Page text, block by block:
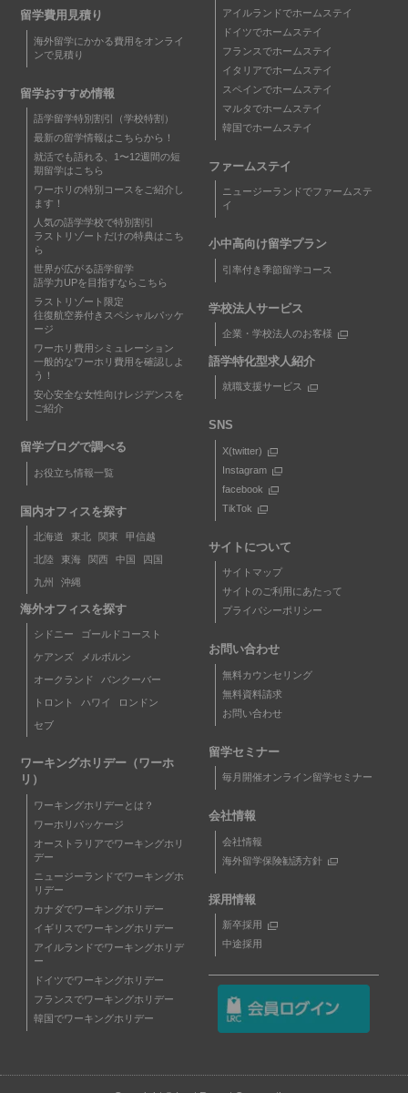
留学費用見積り
海外留学にかかる費用をオンライ
ンで見積り
留学おすすめ情報
語学留学特別割引（学校特割）
最新の留学情報はこちらから！
就活でも語れる、1〜12週間の短
期留学はこちら
ワーホリの特別コースをご紹介し
ます！
人気の語学学校で特別割引
ラストリゾートだけの特典はこち
ら
世界が広がる語学留学
語学力UPを目指すならこちら
ラストリゾート限定
往復航空券付きスペシャルパッケ
ージ
ワーホリ費用シミュレーション
一般的なワーホリ費用を確認しよ
う！
安心安全な女性向けレジデンスを
ご紹介
留学ブログで調べる
お役立ち情報一覧
国内オフィスを探す
北海道 東北 関東 甲信越
北陸 東海 関西 中国 四国
九州 沖縄
海外オフィスを探す
シドニー ゴールドコースト
ケアンズ メルボルン
オークランド バンクーバー
トロント ハワイ ロンドン
セブ
ワーキングホリデー（ワーホ
リ）
ワーキングホリデーとは？
ワーホリパッケージ
オーストラリアでワーキングホリ
デー
ニュージーランドでワーキングホ
リデー
カナダでワーキングホリデー
イギリスでワーキングホリデー
アイルランドでワーキングホリデ
ー
ドイツでワーキングホリデー
フランスでワーキングホリデー
韓国でワーキングホリデー
アイルランドでホームステイ
ドイツでホームステイ
フランスでホームステイ
イタリアでホームステイ
スペインでホームステイ
マルタでホームステイ
韓国でホームステイ
ファームステイ
ニュージーランドでファームステ
イ
小中高向け留学プラン
引率付き季節留学コース
学校法人サービス
企業・学校法人のお客様
語学特化型求人紹介
就職支援サービス
SNS
X(twitter)
Instagram
facebook
TikTok
サイトについて
サイトマップ
サイトのご利用にあたって
プライバシーポリシー
お問い合わせ
無料カウンセリング
無料資料請求
お問い合わせ
留学セミナー
毎月開催オンライン留学セミナー
会社情報
会社情報
海外留学保険勧誘方針
採用情報
新卒採用
中途採用